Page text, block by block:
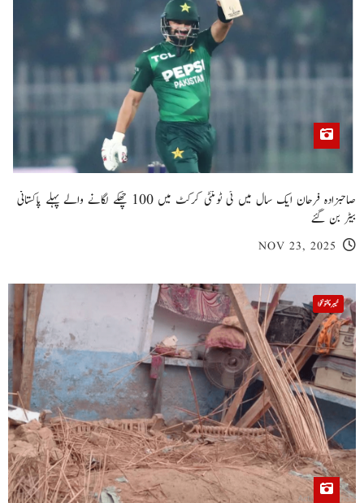
صاحبزادہ فرحان ایک سال میں ٹی ٹوئنٹی کرکٹ میں 100 چھکے لگانے والے پہلے پاکستانی
بیٹر بن گئے
NOV 23, 2025
خیبر پختونخوا